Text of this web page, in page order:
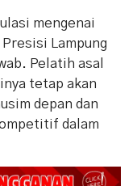
mengenai
Lampung
Pelatih asal
tetap akan
depan dan
dalam